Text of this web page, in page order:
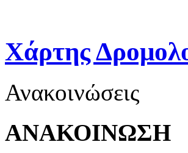
Χάρτης
Ανακοινώσεις
ΑΝΑΚΟΙΝΩΣΗ